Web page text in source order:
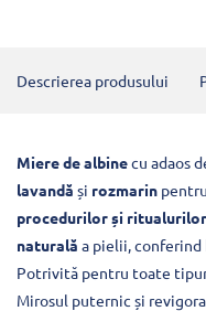
Descrierea produsului
Miere de albinecu adaos
lavandă și rozmarin
procedurilor și ritualurilor
naturală a pielii,
Potrivită pentru toate
Mirosul puternic și